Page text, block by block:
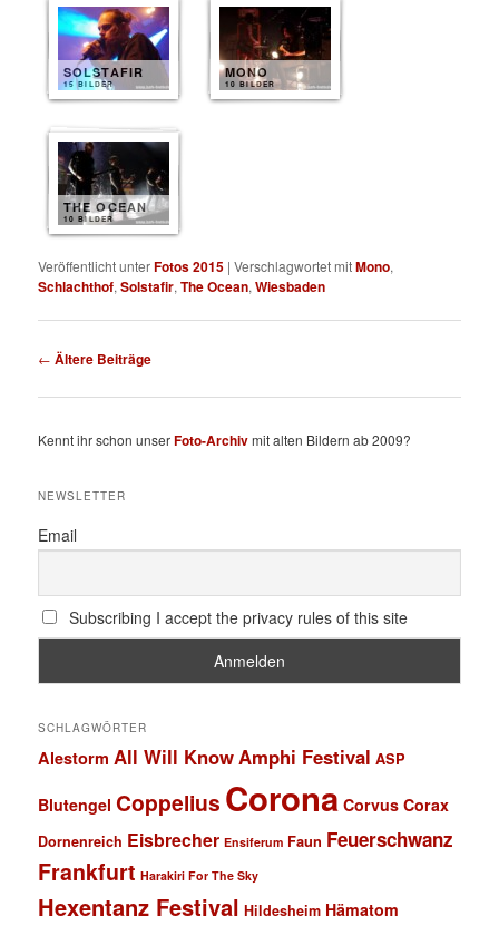
SOLSTAFIR
15 BILDER
MONO
10 BILDER
THE OCEAN
10 BILDER
Veröffentlicht unterFotos 2015 |Verschlagwortet mitMono,
Schlachthof,Solstafir,The Ocean,Wiesbaden
Beitragsnavigation
← Ältere Beiträge
Kennt ihr schon unserFoto-Archivmit alten Bildern ab 2009?
NEWSLETTER
Email
Subscribing I accept the privacy rules of this site
SCHLAGWÖRTER
Alestorm All Will KnowAmphi Festival ASP
Blutengel Coppelius Corona Corvus Corax
Dornenreich Eisbrecher Ensiferum Faun Feuerschwanz
Frankfurt Harakiri For The Sky
Hexentanz Festival Hildesheim Hämatom